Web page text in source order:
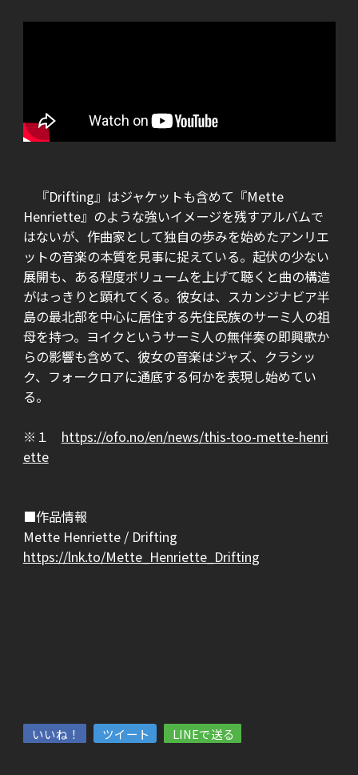
『Drifting』はジャケットも含めて『Mette
Henriette』のような強いイメージを残すアルバムで
はないが、作曲家として独自の歩みを始めたアンリエ
ットの音楽の本質を見事に捉えている。起伏の少ない
展開も、ある程度ボリュームを上げて聴くと曲の構造
がはっきりと顕れてくる。彼女は、スカンジナビア半
島の最北部を中心に居住する先住民族のサーミ人の祖
母を持つ。ヨイクというサーミ人の無伴奏の即興歌か
らの影響も含めて、彼女の音楽はジャズ、クラシッ
ク、フォークロアに通底する何かを表現し始めてい
る。
※１ https://ofo.no/en/news/this-too-mette-henri
ette
■作品情報
Mette Henriette / Drifting
https://lnk.to/Mette_Henriette_Drifting
いいね！ ツイート LINEで送る